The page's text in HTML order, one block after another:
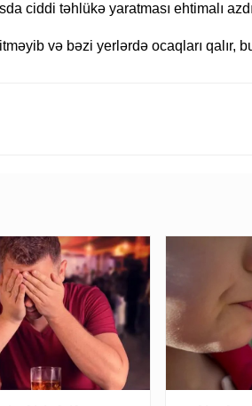
ciddi təhlükə yaratması ehtimalı
və bəzi yerlərdə ocaqları qalır,